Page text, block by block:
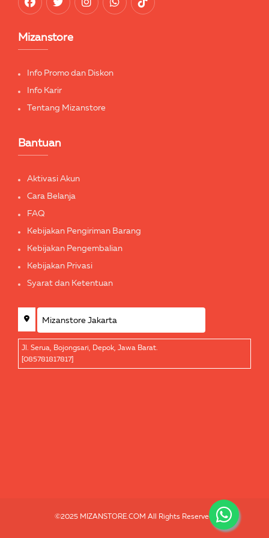
Mizanstore
Info Promo dan Diskon
Info Karir
Tentang Mizanstore
Bantuan
Aktivasi Akun
Cara Belanja
FAQ
Kebijakan Pengiriman Barang
Kebijakan Pengembalian
Kebijakan Privasi
Syarat dan Ketentuan
Jl. Serua, Bojongsari, Depok, Jawa Barat.
[085781817817]
©2025 MIZANSTORE.COM All Rights Reserved.